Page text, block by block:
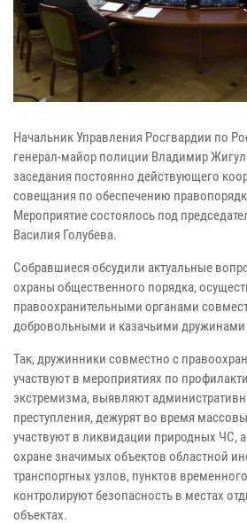
Начальник Управления Росгвардии по
генерал-майор полиции Владимир
заседания постоянно действующего
совещания по обеспечению
Мероприятие состоялось под
Василия Голубева.
Собравшиеся обсудили актуальные
охраны общественного порядка,
правоохранительными органами
добровольными и казачьими дружинами
Так, дружинники совместно с
участвуют в мероприятиях по
экстремизма, выявляют
преступления, дежурят во время
участвуют в ликвидации природных ЧС,
охране значимых объектов областной
транспортных узлов, пунктов
контролируют безопасность в местах
объектах.